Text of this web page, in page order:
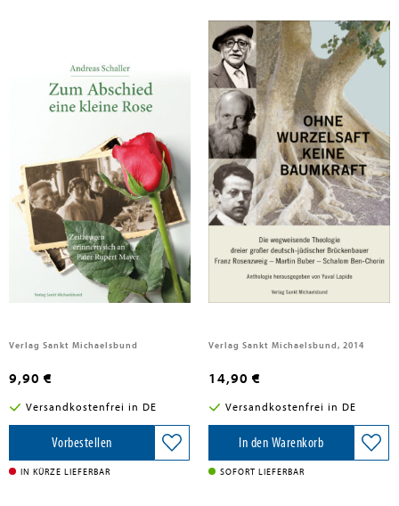
Schaller, Andreas
Zum Abschied eine kleine Rose
Verlag Sankt Michaelsbund
9,90 €
Versandkostenfrei in DE
Vorbestellen
IN KÜRZE LIEFERBAR
Ohne Wurzelsaft keine Baumkraft
Verlag Sankt Michaelsbund, 2014
14,90 €
Versandkostenfrei in DE
In den Warenkorb
SOFORT LIEFERBAR